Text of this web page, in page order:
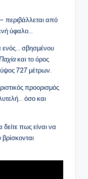
περιβάλλεται από
ύφαλο…
ενός… σβησμένου
και το όρος
727 μέτρων.
προορισμός
όσο και
δείτε πως είναι να